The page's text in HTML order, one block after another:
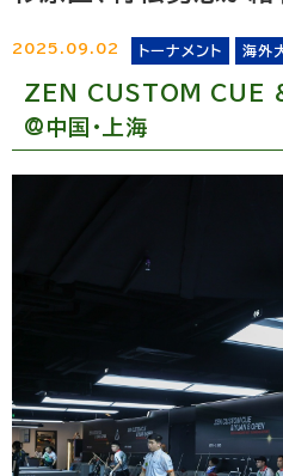
2025.09.02 トーナメント 海外
ZEN CUSTOM CUE
@中国・上海